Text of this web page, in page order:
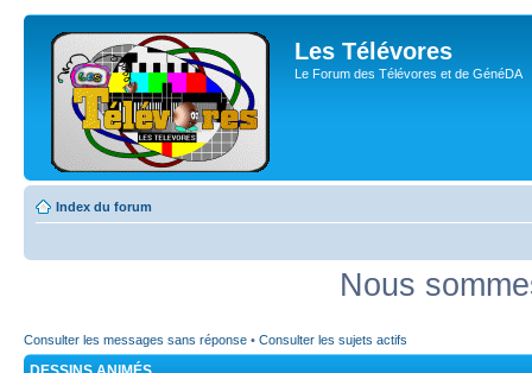
Les Télévores
Le Forum des Télévores et de GénéDA
Index du forum
Nous
Consulter les messages sans réponse • Consulter les sujets actifs
DESSINS ANIMÉS